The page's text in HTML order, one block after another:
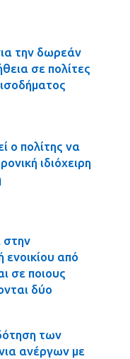
την δωρεάν
σε πολίτες
ο πολίτης να
ιδιόχειρη
στην
ενοικίου από
σε ποιους
δύο
των
ανέργων με